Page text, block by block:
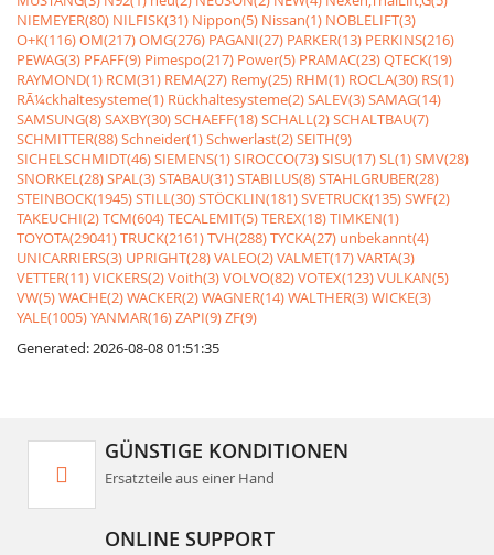
NIEMEYER(80) NILFISK(31) Nippon(5) Nissan(1) NOBLELIFT(3)
O+K(116)OM(217)OMG(276) PAGANI(27) PARKER(13) PERKINS(216)
PEWAG(3) PFAFF(9) Pimespo(217) Power(5) PRAMAC(23)QTECK(19)
RAYMOND(1) RCM(31) REMA(27) Remy(25) RHM(1) ROCLA(30) RS(1)
RÃ¼ckhaltesysteme(1) Rückhaltesysteme(2)SALEV(3)SAMAG(14)
SAMSUNG(8)SAXBY(30)SCHAEFF(18)SCHALL(2)SCHALTBAU(7)
SCHMITTER(88)Schneider(1)Schwerlast(2)SEITH(9)
SICHELSCHMIDT(46)SIEMENS(1)SIROCCO(73)SISU(17)SL(1)SMV(28)
SNORKEL(28)SPAL(3)STABAU(31)STABILUS(8)STAHLGRUBER(28)
STEINBOCK(1945)STILL(30)STÖCKLIN(181)SVETRUCK(135)SWF(2)
TAKEUCHI(2)TCM(604)TECALEMIT(5)TEREX(18)TIMKEN(1)
TOYOTA(29041)TRUCK(2161)TVH(288)TYCKA(27) unbekannt(4)
UNICARRIERS(3) UPRIGHT(28)VALEO(2)VALMET(17)VARTA(3)
VETTER(11)VICKERS(2)Voith(3)VOLVO(82)VOTEX(123)VULKAN(5)
VW(5)WACHE(2)WACKER(2)WAGNER(14)WALTHER(3)WICKE(3)
YALE(1005)YANMAR(16)ZAPI(9)ZF(9)
Generated: 2026-08-08 01:51:35
GÜNSTIGE KONDITIONEN
Ersatzteile aus einer Hand
ONLINE SUPPORT